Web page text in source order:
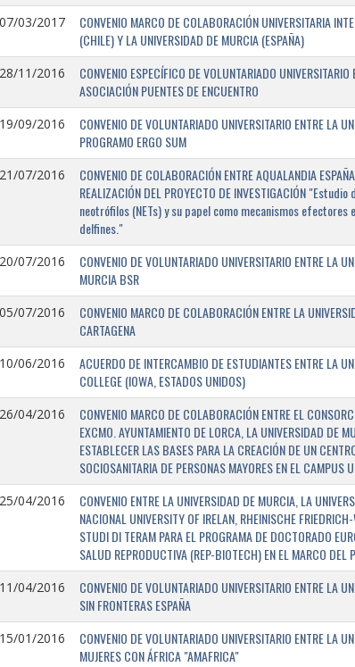
07/03/2017
CONVENIO MARCO DE COLABORACIÓN UNIVERSITARIA
(CHILE) Y LA UNIVERSIDAD DE MURCIA (ESPAÑA)
28/11/2016
CONVENIO ESPECÍFICO DE VOLUNTARIADO
ASOCIACIÓN PUENTES DE ENCUENTRO
19/09/2016
CONVENIO DE VOLUNTARIADO UNIVERSITARIO ENTRE LA
PROGRAMO ERGO SUM
21/07/2016
CONVENIO DE COLABORACIÓN ENTRE AQUALANDIA
REALIZACIÓN DEL PROYECTO DE INVESTIGACIÓN
neotrófilos (NETs) y su papel como mecanismos
delfines."
20/07/2016
CONVENIO DE VOLUNTARIADO UNIVERSITARIO ENTRE LA
MURCIA BSR
05/07/2016
CONVENIO MARCO DE COLABORACIÓN ENTRE LA
CARTAGENA
10/06/2016
ACUERDO DE INTERCAMBIO DE ESTUDIANTES ENTRE LA
COLLEGE (IOWA, ESTADOS UNIDOS)
26/04/2016
CONVENIO MARCO DE COLABORACIÓN ENTRE EL
EXCMO. AYUNTAMIENTO DE LORCA, LA UNIVERSIDAD DE
ESTABLECER LAS BASES PARA LA CREACIÓN DE UN
SOCIOSANITARIA DE PERSONAS MAYORES EN EL CAMPUS
25/04/2016
CONVENIO ENTRE LA UNIVERSIDAD DE MURCIA, LA
NACIONAL UNIVERSITY OF IRELAN, RHEINISCHE
STUDI DI TERAM PARA EL PROGRAMA DE DOCTORADO
SALUD REPRODUCTIVA (REP-BIOTECH) EN EL MARCO DEL
11/04/2016
CONVENIO DE VOLUNTARIADO UNIVERSITARIO ENTRE LA
SIN FRONTERAS ESPAÑA
15/01/2016
CONVENIO DE VOLUNTARIADO UNIVERSITARIO ENTRE LA
MUJERES CON ÁFRICA "AMAFRICA"